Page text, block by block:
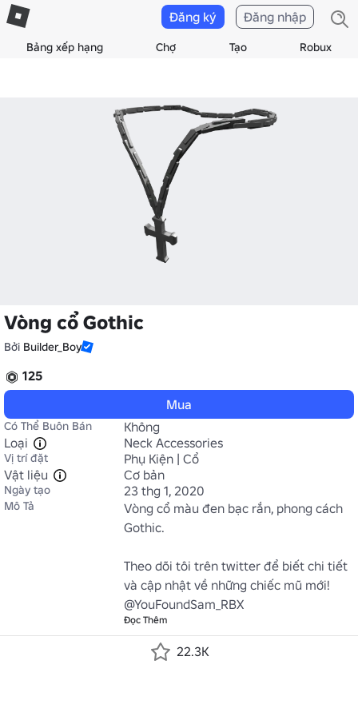
Bảng xếp hạng Chợ Tạo Robux
Đăng ký Đăng nhập
Vòng cổ Gothic
Bởi Builder_Boy
125
Mua
Có Thể Buôn Bán
Không
Loại
Neck Accessories
Vị trí đặt
Phụ Kiện | Cổ
Vật liệu
Cơ bản
Ngày tạo 23 thg 1, 2020
Mô Tả
Vòng cổ màu đen bạc rắn, phong cách
Gothic.
Theo dõi tôi trên twitter để biết chi tiết
và cập nhật về những chiếc mũ mới!
@YouFoundSam_RBX
Đọc Thêm
22.3K